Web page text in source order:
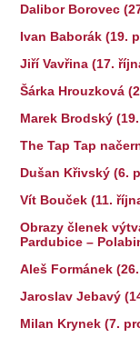
Dalibor Borovec
Ivan Baborák (19.
Jiří Vavřina (17.
Šárka Hrouzková
Marek Brodský
The Tap Tap
Dušan Křivský (6.
Vít Bouček (11.
Obrazy členek
Pardubice –
Aleš Formánek
Jaroslav Jebavý
Milan Krynek (7.